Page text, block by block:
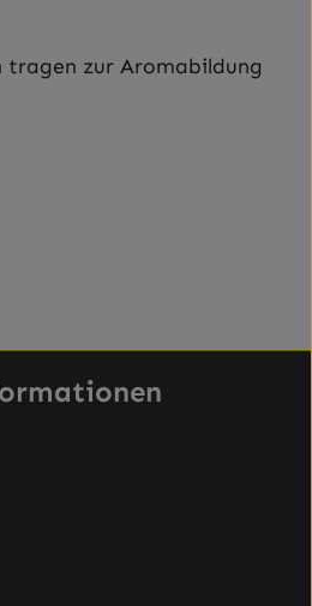
tragen zur Aromabildung